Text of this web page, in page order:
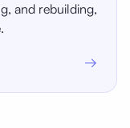
and rebuilding,
→